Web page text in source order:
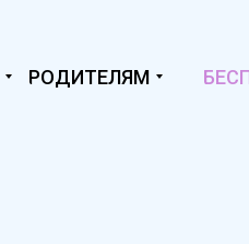
РОДИТЕЛЯМ